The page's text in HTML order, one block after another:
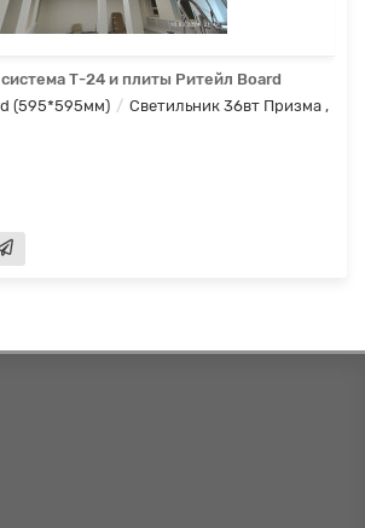
Т-24 и плиты Ритейл Board
(595*595мм)
Светильник 36вт Призма ,